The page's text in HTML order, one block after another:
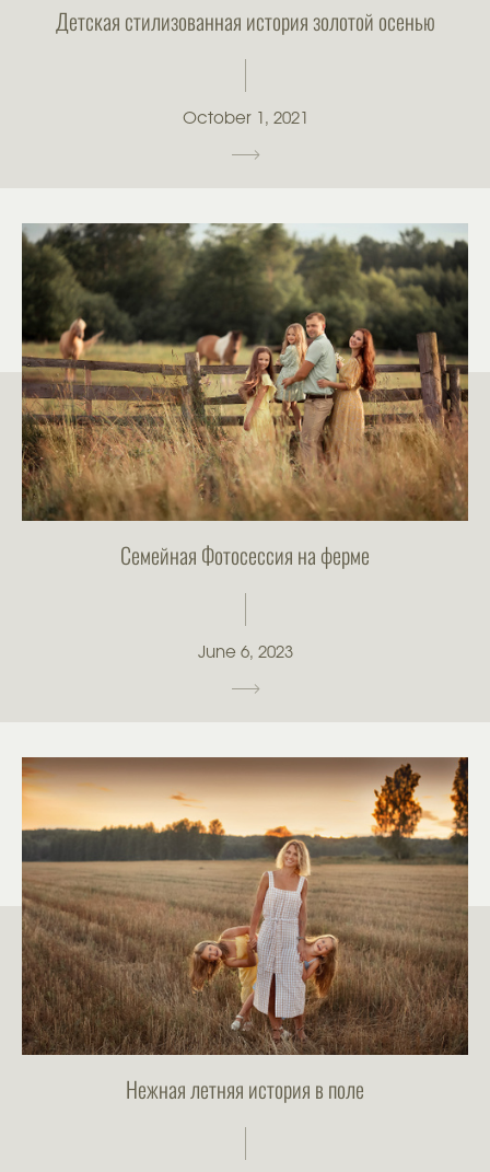
Детская стилизованная история золотой осенью
October 1, 2021
Семейная Фотосессия на ферме
June 6, 2023
Нежная летняя история в поле